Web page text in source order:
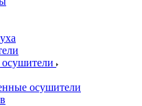
осушители